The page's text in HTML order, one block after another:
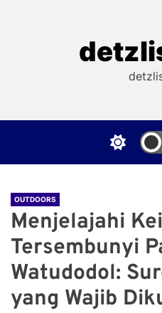
OUTDOORS
Menjelajahi
Tersembunyi
Watudodol:
yang Wajib